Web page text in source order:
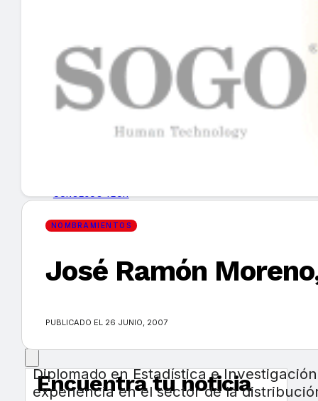
INICIO
EMPRESAS
GUÍA DE COMPRA
MERCADOS Y TENDENCIAS
Encuentra tu noticia
NOMBRAMIENTOS
José Ramón
PUBLICADO EL 26 JUNIO, 2007
Diplomado en Estadística e
experiencia en el sector de la